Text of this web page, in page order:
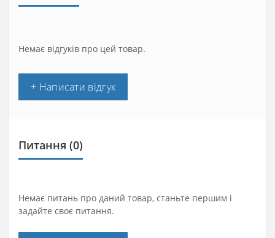
Немає відгуків про цей товар.
+ Написати відгук
Питання (0)
Немає питань про даний товар, станьте першим і
задайте своє питання.